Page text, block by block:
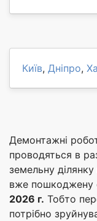
Київ, Дніпро,
Демонтажні
проводяться в
земельну
вже пошкоджену
2026 г. Тобто
потрібно